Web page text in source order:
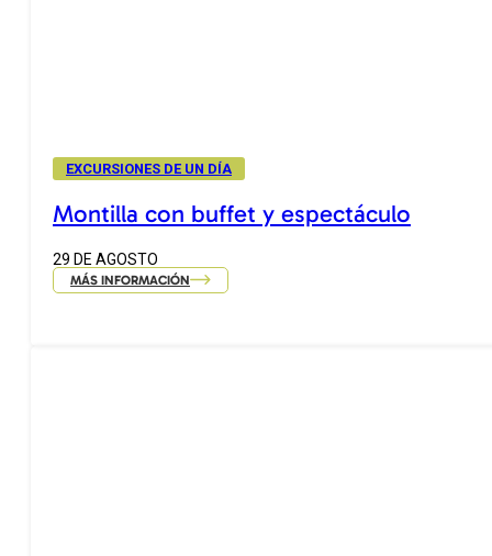
EXCURSIONES DE UN DÍA
Montilla con buffet y espectáculo
29 DE AGOSTO
MÁS INFORMACIÓN